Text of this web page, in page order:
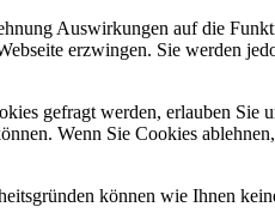
Auswirkungen auf die
erzwingen. Sie werden
gefragt werden, erlauben Sie
Wenn Sie Cookies
können wie Ihnen